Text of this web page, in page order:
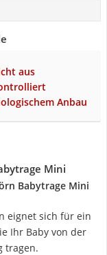
aus
Anbau
Mini
Babytrage Mini
eignet sich für ein
Ihr Baby von der
tragen.